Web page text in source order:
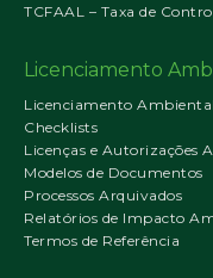
TCFAAL – Taxa de
Licenciamento
Licenciamento Ambiental
Checklists
Licenças e Autorizações
Modelos de Documentos
Processos Arquivados
Relatórios de Impacto
Termos de Referência